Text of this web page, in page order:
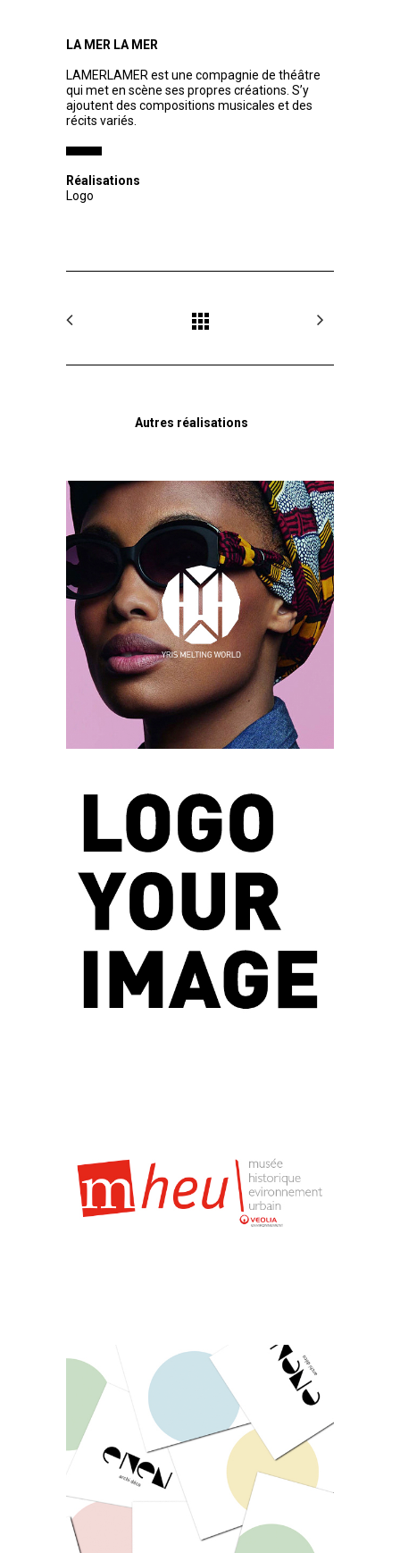
LA MER LA MER
LAMERLAMER est une compagnie de théâtre
qui met en scène ses propres créations. S’y
ajoutent des compositions musicales et des
récits variés.
Réalisations
Logo
Autres réalisations